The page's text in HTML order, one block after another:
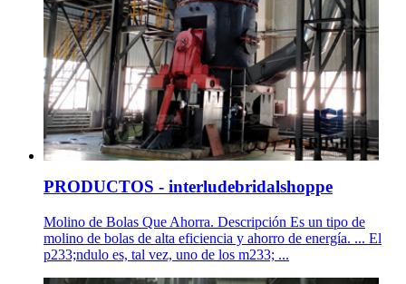
PRODUCTOS - interludebridalshoppe
Molino de Bolas Que Ahorra. Descripción Es un tipo de
molino de bolas de alta eficiencia y ahorro de energía. ... El
p233;ndulo es, tal vez, uno de los m233; ...